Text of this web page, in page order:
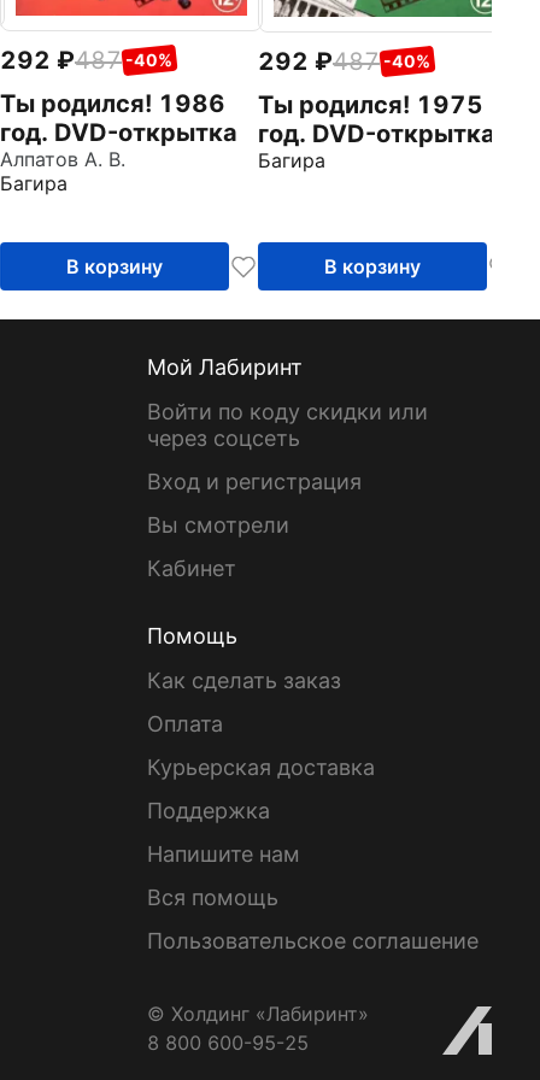
292 487 -40%
Ты родился! 1986
год. DVD-открытка
Алпатов А. В.
Багира
В корзину
292 487 -40%
Ты родился! 1975
год. DVD-открытка
Багира
В корзину
Мой Лабиринт
Войти по коду скидки или
через соцсеть
Вход и регистрация
Вы смотрели
Кабинет
Помощь
Как сделать заказ
Оплата
Курьерская доставка
Поддержка
Напишите нам
Вся помощь
Пользовательское соглашение
© Холдинг «Лабиринт»
8 800 600-95-25